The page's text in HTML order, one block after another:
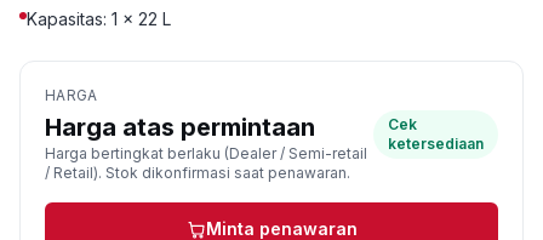
Kapasitas: 1 x 22 L
HARGA
Harga atas permintaan
Harga bertingkat berlaku (Dealer / Semi-retail
/ Retail). Stok dikonfirmasi saat penawaran.
Cek
ketersediaan
Minta penawaran